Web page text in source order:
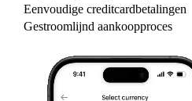
Eenvoudige creditcardbetalingen
Gestroomlijnd aankoopproces